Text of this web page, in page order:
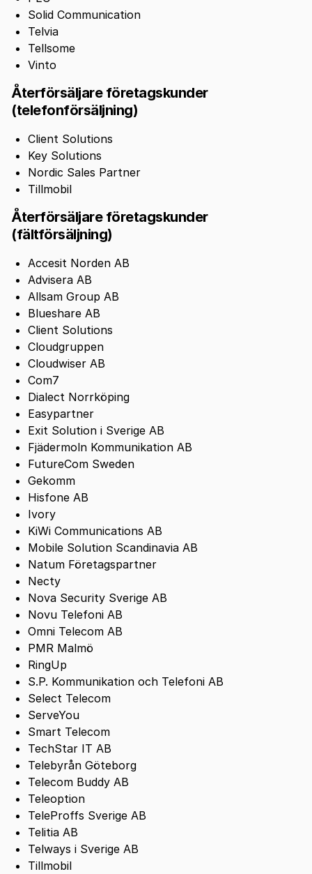
Solid Communication
Telvia
Tellsome
Vinto
Återförsäljare företagskunder
(telefonförsäljning)
Client Solutions
Key Solutions
Nordic Sales Partner
Tillmobil
Återförsäljare företagskunder
(fältförsäljning)
Accesit Norden AB
Advisera AB
Allsam Group AB
Blueshare AB
Client Solutions
Cloudgruppen
Cloudwiser AB
Com7
Dialect Norrköping
Easypartner
Exit Solution i Sverige AB
Fjädermoln Kommunikation AB
FutureCom Sweden
Gekomm
Hisfone AB
Ivory
KiWi Communications AB
Mobile Solution Scandinavia AB
Natum Företagspartner
Necty
Nova Security Sverige AB
Novu Telefoni AB
Omni Telecom AB
PMR Malmö
RingUp
S.P. Kommunikation och Telefoni AB
Select Telecom
ServeYou
Smart Telecom
TechStar IT AB
Telebyrån Göteborg
Telecom Buddy AB
Teleoption
TeleProffs Sverige AB
Telitia AB
Telways i Sverige AB
Tillmobil